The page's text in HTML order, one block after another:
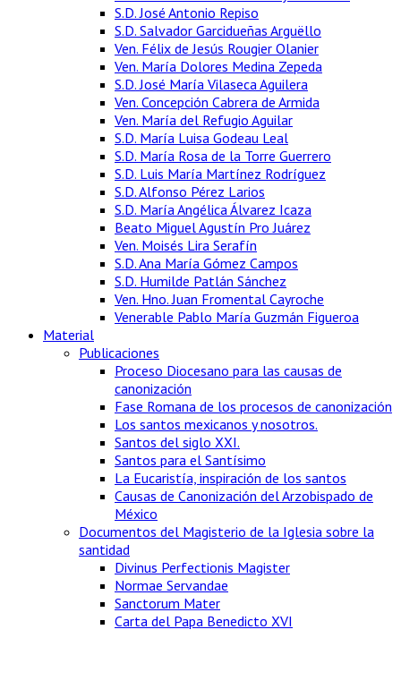
S.D. José Antonio Repiso
S.D. Salvador Garcidueñas Arguëllo
Ven. Félix de Jesús Rougier Olanier
Ven. María Dolores Medina Zepeda
S.D. José María Vilaseca Aguilera
Ven. Concepción Cabrera de Armida
Ven. María del Refugio Aguilar
S.D. María Luisa Godeau Leal
S.D. María Rosa de la Torre Guerrero
S.D. Luis María Martínez Rodríguez
S.D. Alfonso Pérez Larios
S.D. María Angélica Álvarez Icaza
Beato Miguel Agustín Pro Juárez
Ven. Moisés Lira Serafín
S.D. Ana María Gómez Campos
S.D. Humilde Patlán Sánchez
Ven. Hno. Juan Fromental Cayroche
Venerable Pablo María Guzmán Figueroa
Material
Publicaciones
Proceso Diocesano para las causas de
canonización
Fase Romana de los procesos de canonización
Los santos mexicanos y nosotros.
Santos del siglo XXI.
Santos para el Santísimo
La Eucaristía, inspiración de los santos
Causas de Canonización del Arzobispado de
México
Documentos del Magisterio de la Iglesia sobre la
santidad
Divinus Perfectionis Magister
Normae Servandae
Sanctorum Mater
Carta del Papa Benedicto XVI